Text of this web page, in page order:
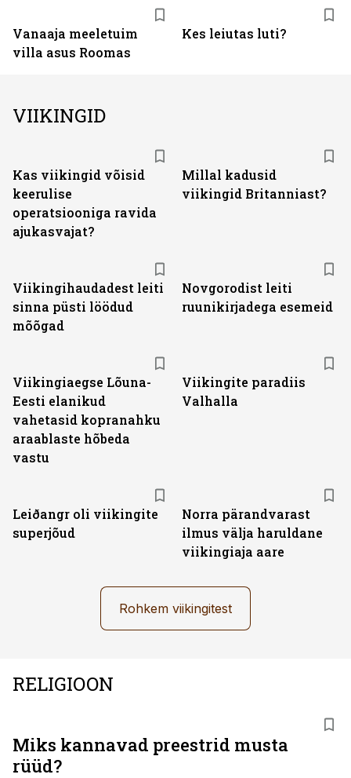
Vanaaja meeletuim
villa asus Roomas
Kes leiutas luti?
VIIKINGID
Kas viikingid võisid
keerulise
operatsiooniga ravida
ajukasvajat?
Millal kadusid
viikingid Britanniast?
Viikingihaudadest leiti
sinna püsti löödud
mõõgad
Novgorodist leiti
ruunikirjadega esemeid
Viikingiaegse Lõuna-
Eesti elanikud
vahetasid kopranahku
araablaste hõbeda
vastu
Viikingite paradiis
Valhalla
Leiðangr oli viikingite
superjõud
Norra pärandvarast
ilmus välja haruldane
viikingiaja aare
Rohkem viikingitest
RELIGIOON
Miks kannavad preestrid musta
rüüd?